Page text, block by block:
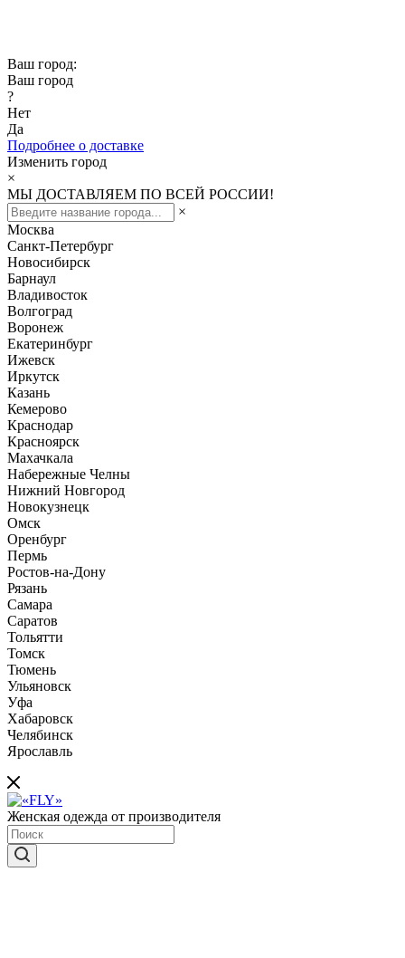
Ваш город:
Ваш город
?
Нет
Да
Подробнее о доставке
Изменить город
×
МЫ ДОСТАВЛЯЕМ ПО ВСЕЙ РОССИИ!
×
Москва
Санкт-Петербург
Новосибирск
Барнаул
Владивосток
Волгоград
Воронеж
Екатеринбург
Ижевск
Иркутск
Казань
Кемерово
Краснодар
Красноярск
Махачкала
Набережные Челны
Нижний Новгород
Новокузнецк
Омск
Оренбург
Пермь
Ростов-на-Дону
Рязань
Самара
Саратов
Тольятти
Томск
Тюмень
Ульяновск
Уфа
Хабаровск
Челябинск
Ярославль
Женская одежда от производителя